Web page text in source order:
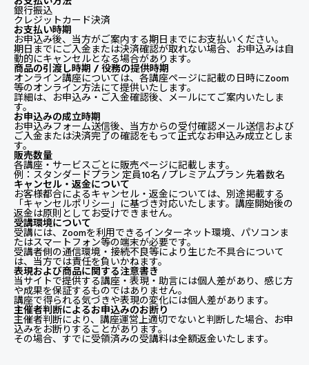
銀行振込
クレジットカード決済
お支払い時期
お申込み後、当方がご案内する期日までにお支払いください。
期日までにご入金または決済確認が取れない場合、お申込みは自
動的にキャンセルとなる場合があります。
商品の引渡し時期 / 役務の提供時期
オンライン講座については、各講座ページに記載の日時にZoom
等のオンライン方法にて提供いたします。
詳細は、お申込み・ご入金確認後、メールにてご案内いたしま
す。
お申込みの成立時期
お申込みフォーム送信後、当方からの受付確認メール送信および
ご入金または決済完了の確認をもって正式なお申込み成立としま
す。
販売数量
各講座・サービスごとに販売ページに記載します。
例：スタンダードプラン 定員10名 / プレミアムプラン 先着数名
キャンセル・返金について
お客様都合によるキャンセル・返金については、別途掲載する
「キャンセルポリシー」に基づき対応いたします。講座開始後の
返金は原則としてお受けできません。
受講環境について
受講には、Zoomを利用できるインターネット環境、パソコンま
たはスマートフォン等の端末が必要です。
受講者側の通信環境・接続不良等により生じた不具合について
は、当方では責任を負いかねます。
表現および商品に関する注意書き
当サイトで提供する講座・表現・助言には個人差があり、感じ方
や成果を保証するものではありません。
講座で得られる気づきや表現の変化には個人差があります。
主催者判断によるお申込みのお断り
主催者判断により、講座運営上適切でないと判断した場合、お申
込みをお断りすることがあります。
その場合、すでに受領済みの受講料は全額返金いたします。